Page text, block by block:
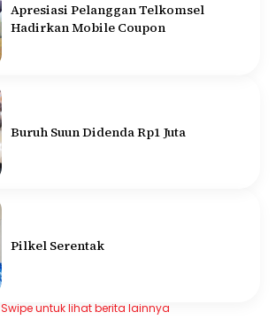
Apresiasi Pelanggan Telkomsel
Hadirkan Mobile Coupon
Buruh Suun Didenda Rp1 Juta
Pilkel Serentak
Swipe untuk lihat berita lainnya